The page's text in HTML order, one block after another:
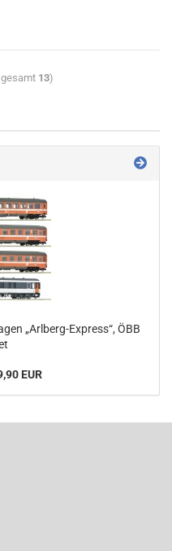
13)
„Arlberg-Express“, ÖBB
EUR